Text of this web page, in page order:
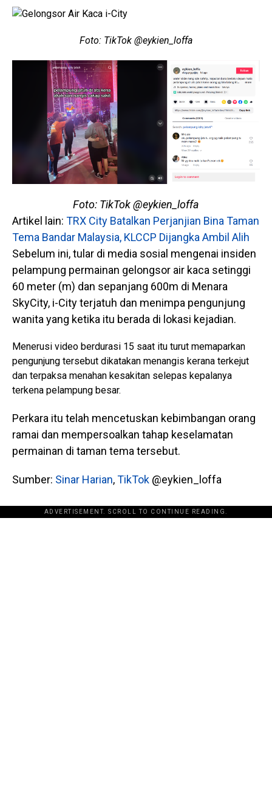
Foto: TikTok @eykien_loffa
Foto: TikTok @eykien_loffa
Artikel lain: TRX City Batalkan Perjanjian Bina Taman
Tema Bandar Malaysia, KLCCP Dijangka Ambil Alih
Sebelum ini, tular di media sosial mengenai insiden
pelampung permainan gelongsor air kaca setinggi
60 meter (m) dan sepanjang 600m di Menara
SkyCity, i-City terjatuh dan menimpa pengunjung
wanita yang ketika itu berada di lokasi kejadian.
Menerusi video berdurasi 15 saat itu turut memaparkan
pengunjung tersebut dikatakan menangis kerana terkejut
dan terpaksa menahan kesakitan selepas kepalanya
terkena pelampung besar.
Perkara itu telah mencetuskan kebimbangan orang
ramai dan mempersoalkan tahap keselamatan
permainan di taman tema tersebut.
Sumber: Sinar Harian,TikTok @eykien_loffa
ADVERTISEMENT. SCROLL TO CONTINUE READING.